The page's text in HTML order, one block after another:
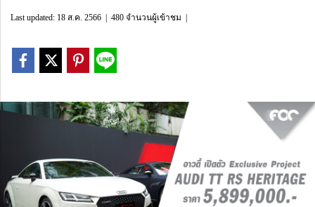
Last updated: 18 ส.ค. 2566 480 จำนวนผู้เข้าชม